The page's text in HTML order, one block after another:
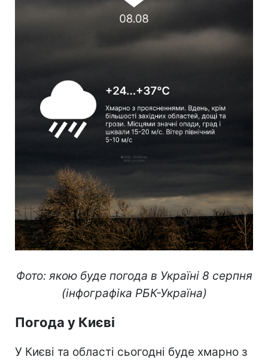
Фото: якою буде погода в Україні 8 серпня
(інфографіка РБК-Україна)
Погода у Києві
У Києві та області сьогодні буде хмарно з